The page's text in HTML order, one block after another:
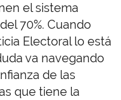
el sistema
70%. Cuando
Electoral lo está
va navegando
de las
que tiene la